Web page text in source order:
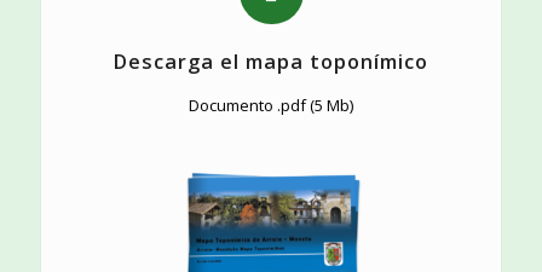
Descarga el mapa toponímico
Documento .pdf (5 Mb)